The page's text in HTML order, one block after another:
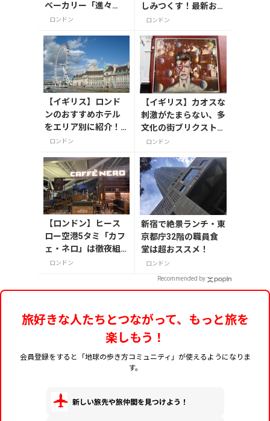
ベーカリー「進々
堂」で朝食を
ロンドン
しみつくす！最新おす
すめスポット6選
ロンドン
【イギリス】ロンド
ンのおすすめホテル
をエリア別に紹介！
日本人が泊まるなら
ロンドン
【イギリス】カオスな
刺激がたまらない、多
文化の街ブリクストン
を遊びつくす
ロンドン
【ロンドン】ヒース
ロー空港5タミ「カフ
ェ・ネロ」は徹夜組
に便利！
ロンドン
新宿で絶景ランチ・東
京都庁32階の職員食
堂は超おススメ！
ロンドン
Recommended by
旅好きな人たちとつながって、もっと旅を
楽しもう！
会員登録をすると「地球の歩き方コミュニティ」が使えるようになりま
す。
新しい旅先や旅仲間を見つけよう！